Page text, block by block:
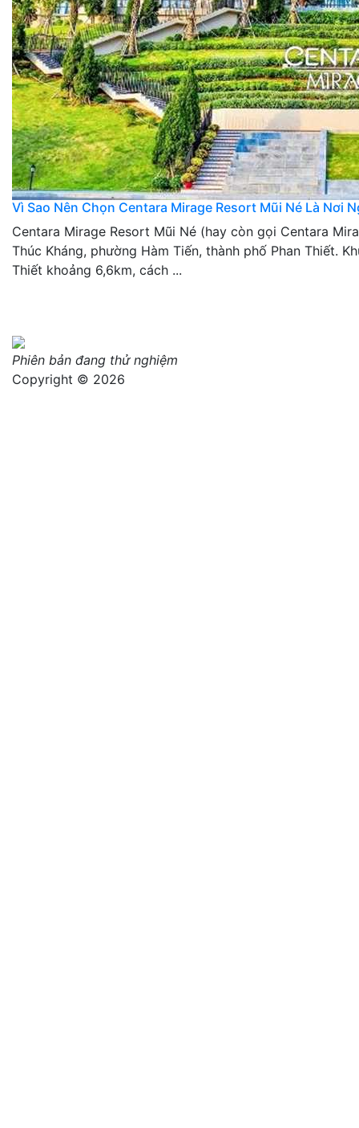
Vì Sao Nên Chọn Centara Mirage Resort Mũi Né Là Nơi
Centara Mirage Resort Mũi Né (hay còn gọi Centara
Thúc Kháng, phường Hàm Tiến, thành phố Phan Thiết.
Thiết khoảng 6,6km, cách ...
Phiên bản đang thử nghiệm
Copyright © 2026